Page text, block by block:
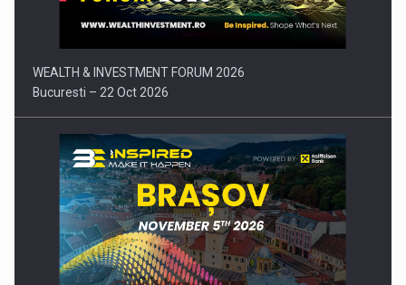
WEALTH & INVESTMENT FORUM 2026
Bucuresti – 22 Oct 2026